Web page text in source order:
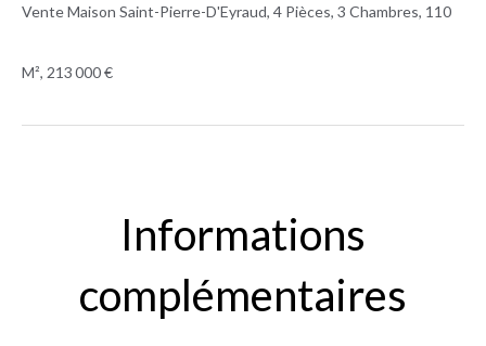
Vente Maison Saint-Pierre-D'Eyraud, 4 Pièces, 3 Chambres, 110
M², 213 000 €
Informations
complémentaires